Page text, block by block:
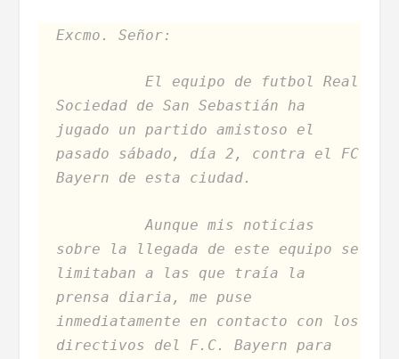
Excmo. Señor:
El equipo de futbol Real
Sociedad de San Sebastián ha
jugado un partido amistoso el
pasado sábado, día 2, contra el FC
Bayern de esta ciudad.
Aunque mis noticias
sobre la llegada de este equipo se
limitaban a las que traía la
prensa diaria, me puse
inmediatamente en contacto con los
directivos del F.C. Bayern para